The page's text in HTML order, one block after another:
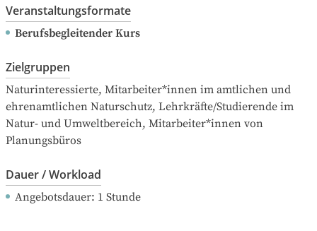
Veranstaltungsformate
Berufsbegleitender Kurs
Zielgruppen
Naturinteressierte, Mitarbeiter*innen im amtlichen und
ehrenamtlichen Naturschutz, Lehrkräfte/Studierende im
Natur- und Umweltbereich, Mitarbeiter*innen von
Planungsbüros
Dauer / Workload
Angebotsdauer: 1 Stunde